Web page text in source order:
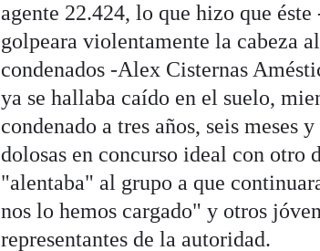
agente 22.424, lo que hizo que
golpeara violentamente la cabeza
condenados -Alex Cisternas
ya se hallaba caído en el suelo,
condenado a tres años, seis meses
dolosas en concurso ideal con otro
"alentaba" al grupo a que
nos lo hemos cargado" y otros
representantes de la autoridad.